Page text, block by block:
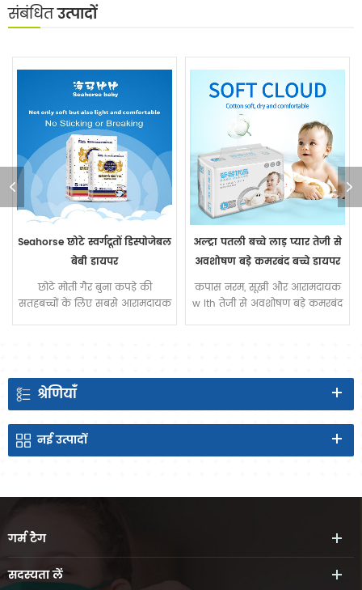
संबंधितउत्पादों
अल्ट्रा पतली बच्चे लाड़ प्यार तेजी से
अवशोषण बड़े कमरबंद बच्चे डायपर
कपास नरम, सूखी और आरामदायक
w Ith तेजी से अवशोषण बड़े कमरबंद
अच्छी गुणवत्ता वाले बच्चे डायपर सस्ते
लंगोट गीलापन सूचक
लंगोट डिस्पोजेबल हैं उत्पादों यह
बनाया जाता है गैर-बुना कपड़ा, टिशू
श्रेणियाँ
नईउत्पादों
गर्मटैग
सदस्यता लें